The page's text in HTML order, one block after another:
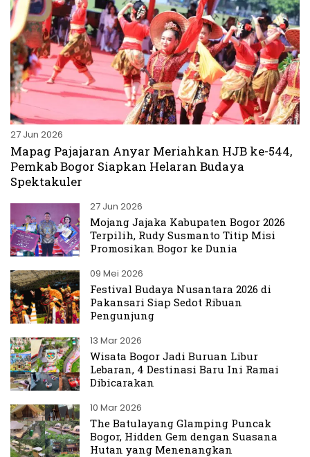
27 Jun 2026
Mapag Pajajaran Anyar Meriahkan HJB ke-544,
Pemkab Bogor Siapkan Helaran Budaya
Spektakuler
27 Jun 2026
Mojang Jajaka Kabupaten Bogor 2026
Terpilih, Rudy Susmanto Titip Misi
Promosikan Bogor ke Dunia
09 Mei 2026
Festival Budaya Nusantara 2026 di
Pakansari Siap Sedot Ribuan
Pengunjung
13 Mar 2026
Wisata Bogor Jadi Buruan Libur
Lebaran, 4 Destinasi Baru Ini Ramai
Dibicarakan
10 Mar 2026
The Batulayang Glamping Puncak
Bogor, Hidden Gem dengan Suasana
Hutan yang Menenangkan